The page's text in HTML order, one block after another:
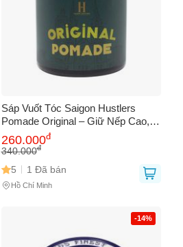
Sáp Vuốt Tóc Saigon Hustlers
Pomade Original – Giữ Nếp Cao,
Thành Phần Tự Nhiên, Dùng Được
Cho Tóc Pompadour & Slicked
260.000đ
340.000đ
5 1 Đã bán
Hồ Chí Minh
-14%